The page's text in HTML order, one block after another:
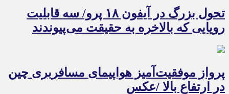
تحول بزرگ در آیفون ۱۸ پرو/ سه قابلیت
رویایی که بالاخره به حقیقت می‌پیوندند
پرواز موفقیت‌آمیز هواپیمای مسافربری چین
در ارتفاع بالا /عکس